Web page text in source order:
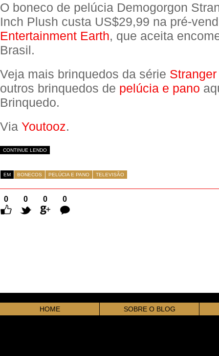
O boneco de pelúcia Demogorgon
Inch Plush custa US$29,99 na pré-
Entertainment Earth, que aceita
Brasil.
Veja mais brinquedos da série
outros brinquedos de pelúcia e pano
Brinquedo.
Via Youtooz.
CONTINUE LENDO
EM BONECOS PELÚCIA E PANO TELEVISÃO
0 0 0
0
Comentários
HOME SOBRE O BLOG